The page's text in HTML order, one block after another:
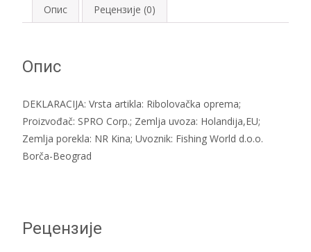
Опис Рецензије (0)
Опис
DEKLARACIJA: Vrsta artikla: Ribolovačka oprema;
Proizvođač: SPRO Corp.; Zemlja uvoza: Holandija,EU;
Zemlja porekla: NR Kina; Uvoznik: Fishing World d.o.o.
Borča-Beograd
Рецензије